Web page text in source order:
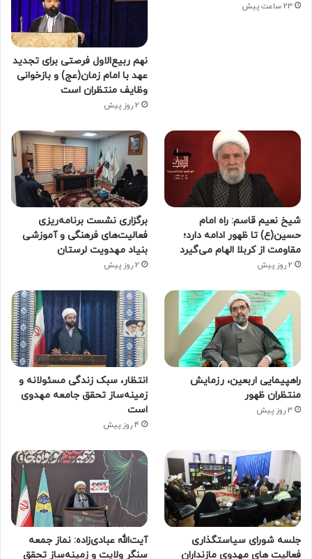
23 ساعت پیش
نهم ربیع‌الاول فرصتی برای تجدید
عهد با امام زمان(عج) و بازخوانی
وظایف منتظران است
2 روز پیش
شیخ نعیم قاسم: راه امام
حسین(ع) تا ظهور ادامه دارد؛
مقاومت از کربلا الهام می‌گیرد
2 روز پیش
برگزاری نشست برنامه‌ریزی
فعالیت‌های فرهنگی و آموزشی
بنیاد مهدویت لرستان
2 روز پیش
راهپیمایی اربعین، رزمایش
منتظران ظهور
3 روز پیش
انتظار، سبک زندگی مسئولانه و
زمینه‌ساز تحقق جامعه مهدوی
است
4 روز پیش
جلسه شورای سیاستگذاری
فعالیت های مهدوی مازنداران
آیت‌الله عبادی‌زاده: نماز جمعه
سنگر ولایت و زمینه‌ساز تحقق